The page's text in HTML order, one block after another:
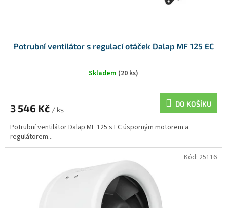
Potrubní ventilátor s regulací otáček Dalap MF 125 EC
Skladem (20 ks)
3 546 Kč / ks
DO KOŠÍKU
Potrubní ventilátor Dalap MF 125 s EC úsporným motorem a
regulátorem...
Kód: 25116